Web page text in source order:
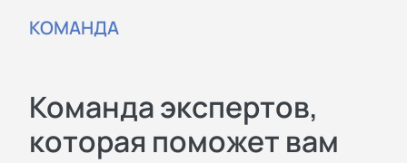
КОМАНДА
Команда экспертов,
которая поможет вам